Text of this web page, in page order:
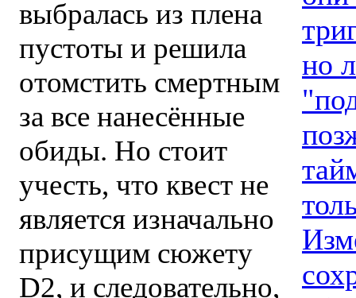
выбралась из плена
пустоты и решила
отомстить смертным
за все нанесённые
обиды. Но стоит
учесть, что квест не
является изначально
присущим сюжету
D2, и следовательно,
но